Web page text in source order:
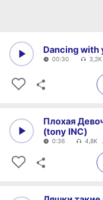
Dancing with
00:30 3,2K
Плохая
(tony INC)
0:36 4,8K